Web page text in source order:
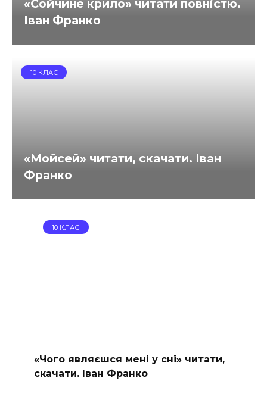
«Сойчине крило» читати повністю.
Іван Франко
10 КЛАС
«Мойсей» читати, скачати. Іван
Франко
10 КЛАС
«Чого являєшся мені у сні» читати,
скачати. Іван Франко